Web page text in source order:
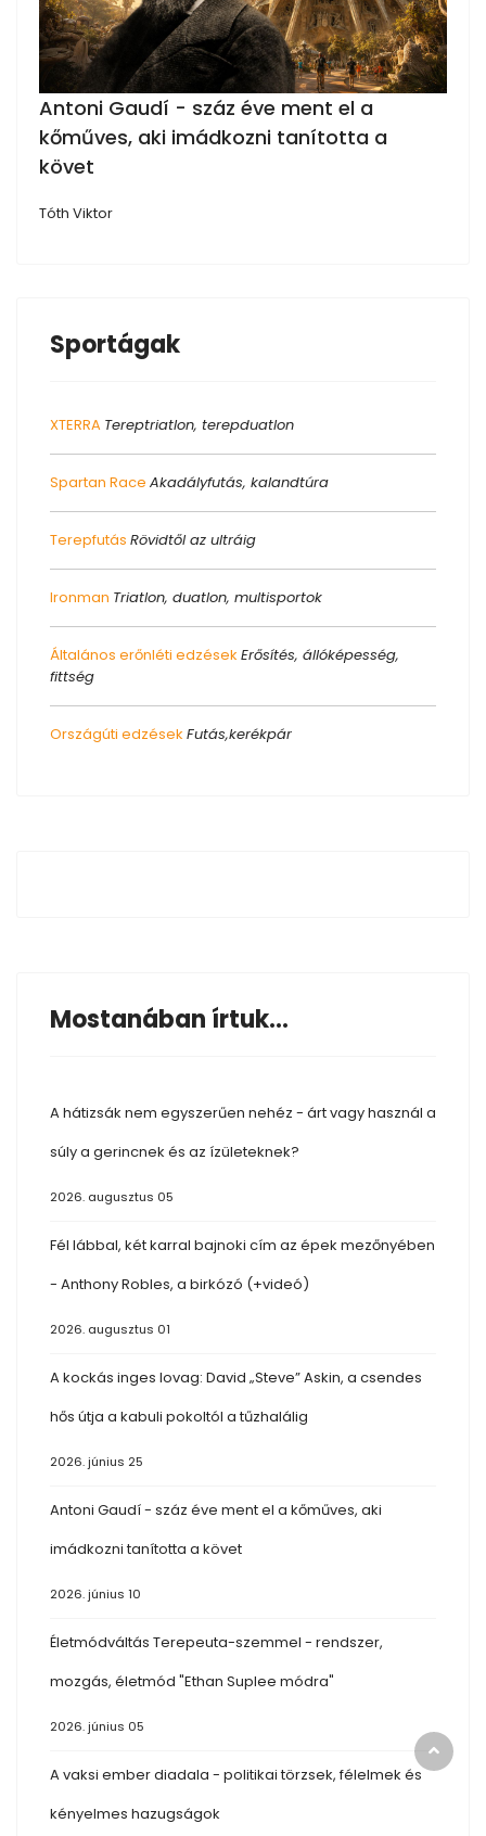
Antoni Gaudí - száz éve ment el a
kőműves, aki imádkozni tanította a
követ
Tóth Viktor
Sportágak
XTERRA Tereptriatlon, terepduatlon
Spartan Race Akadályfutás, kalandtúra
Terepfutás Rövidtől az ultráig
Ironman Triatlon, duatlon, multisportok
Általános erőnléti edzések Erősítés, állóképesség,
fittség
Országúti edzések Futás,kerékpár
Mostanában írtuk...
A hátizsák nem egyszerűen nehéz - árt vagy használ a
súly a gerincnek és az ízületeknek?
2026. augusztus 05
Fél lábbal, két karral bajnoki cím az épek mezőnyében
- Anthony Robles, a birkózó (+videó)
2026. augusztus 01
A kockás inges lovag: David „Steve” Askin, a csendes
hős útja a kabuli pokoltól a tűzhalálig
2026. június 25
Antoni Gaudí - száz éve ment el a kőműves, aki
imádkozni tanította a követ
2026. június 10
Életmódváltás Terepeuta-szemmel - rendszer,
mozgás, életmód "Ethan Suplee módra"
2026. június 05
A vaksi ember diadala - politikai törzsek, félelmek és
kényelmes hazugságok